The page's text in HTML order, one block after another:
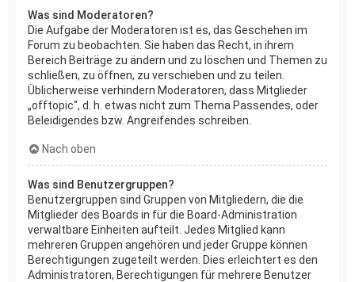
Was sind Moderatoren?
Die Aufgabe der Moderatoren ist es, das Geschehen im
Forum zu beobachten. Sie haben das Recht, in ihrem
Bereich Beiträge zu ändern und zu löschen und Themen zu
schließen, zu öffnen, zu verschieben und zu teilen.
Üblicherweise verhindern Moderatoren, dass Mitglieder
„offtopic“, d. h. etwas nicht zum Thema Passendes, oder
Beleidigendes bzw. Angreifendes schreiben.
Nach oben
Was sind Benutzergruppen?
Benutzergruppen sind Gruppen von Mitgliedern, die die
Mitglieder des Boards in für die Board-Administration
verwaltbare Einheiten aufteilt. Jedes Mitglied kann
mehreren Gruppen angehören und jeder Gruppe können
Berechtigungen zugeteilt werden. Dies erleichtert es den
Administratoren, Berechtigungen für mehrere Benutzer